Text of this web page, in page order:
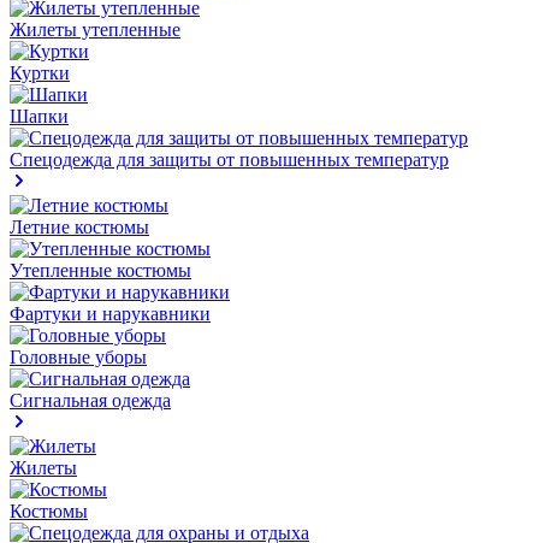
Жилеты утепленные
Куртки
Шапки
Спецодежда для защиты от повышенных температур
Летние костюмы
Утепленные костюмы
Фартуки и нарукавники
Головные уборы
Сигнальная одежда
Жилеты
Костюмы